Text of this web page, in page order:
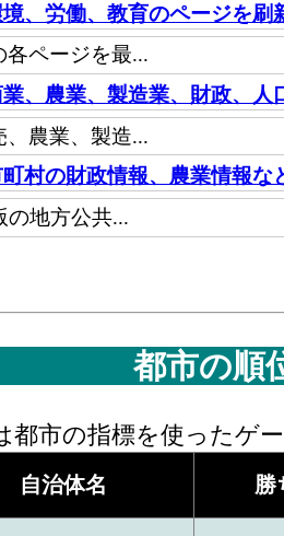
、労働、教育のページを刷
ページを最...
、農業、製造業、財政、人
農業、製造...
村の財政情報、農業情報な
の地方公共...
都市の順
都市の指標を使ったゲ
自治体名 勝